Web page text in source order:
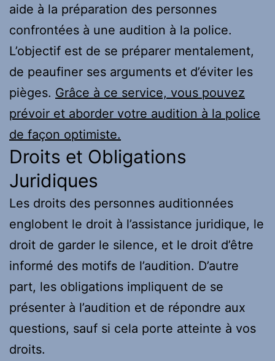
aide à la préparation des personnes
confrontées à une audition à la police.
L’objectif est de se préparer mentalement,
de peaufiner ses arguments et d’éviter les
pièges. Grâce à ce service, vous pouvez
prévoir et aborder votre audition à la police
de façon optimiste.
Droits et Obligations
Juridiques
Les droits des personnes auditionnées
englobent le droit à l’assistance juridique, le
droit de garder le silence, et le droit d’être
informé des motifs de l’audition. D’autre
part, les obligations impliquent de se
présenter à l’audition et de répondre aux
questions, sauf si cela porte atteinte à vos
droits.